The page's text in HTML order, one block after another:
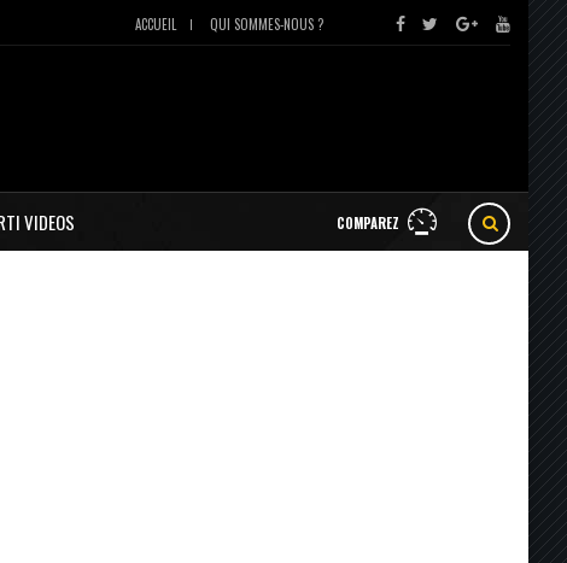
ACCUEIL QUI SOMMES-NOUS ?
COMPAREZ
VIDEOS